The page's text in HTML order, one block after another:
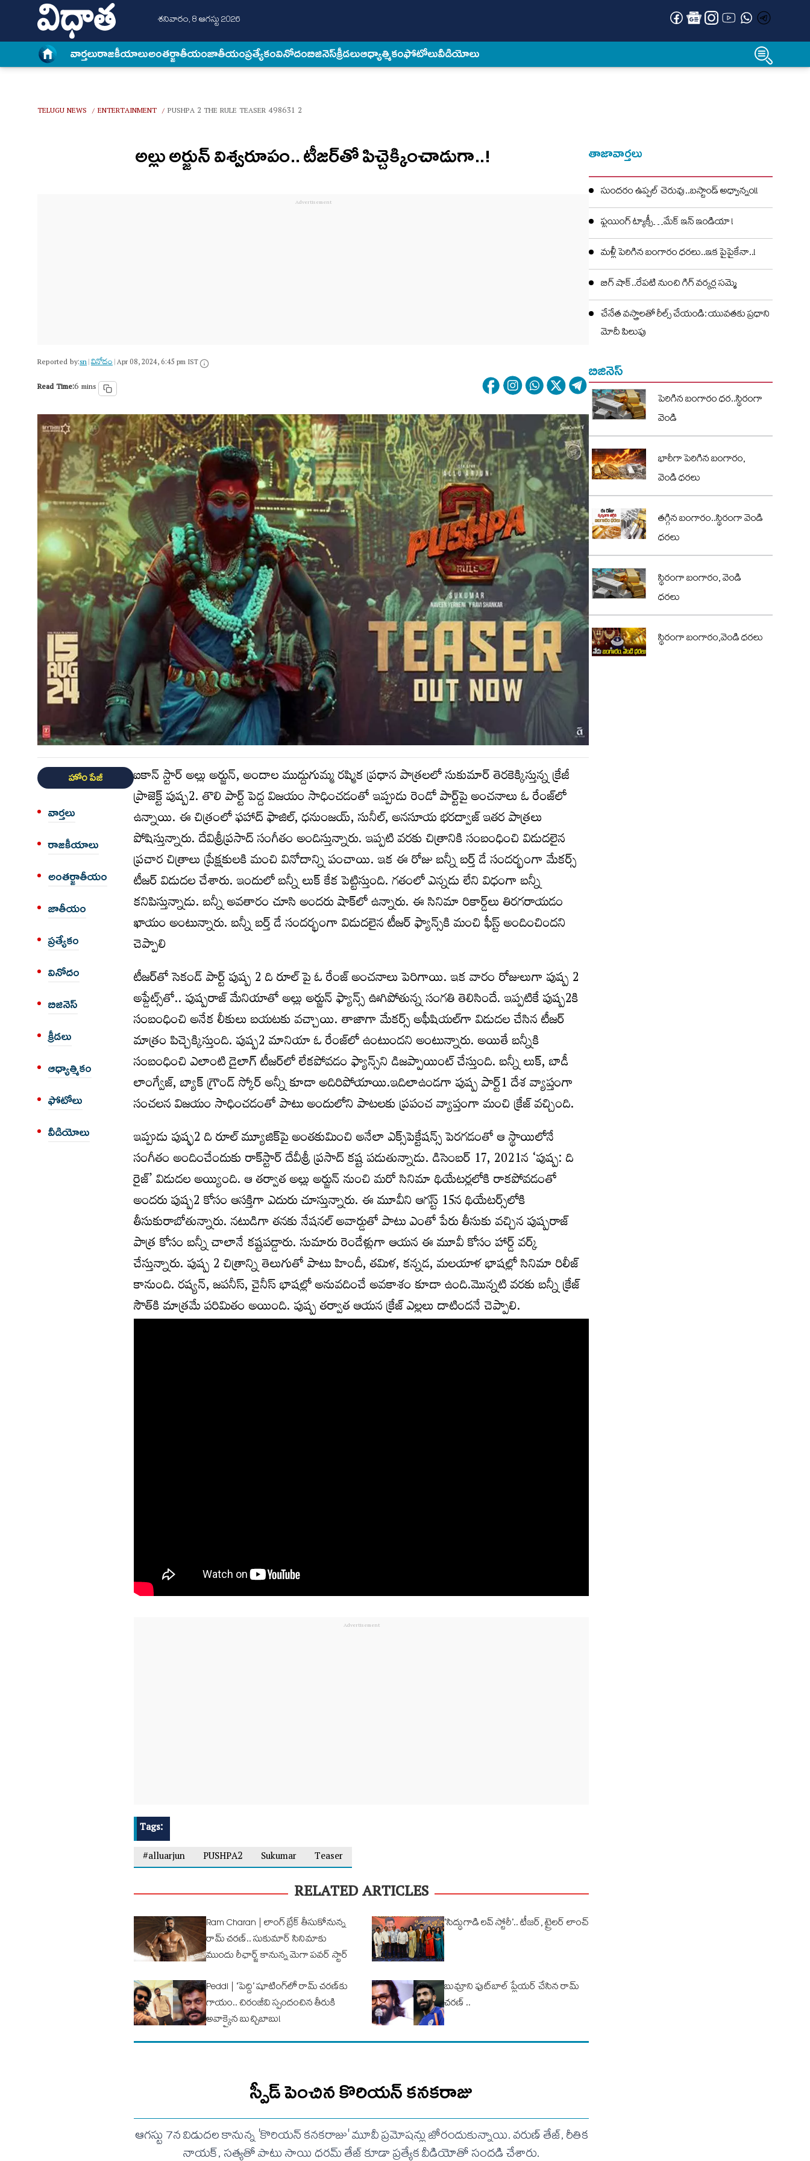
శనివారం, 8 ఆగస్టు 2026
వార్త‌లురాజకీయాలుఅంత‌ర్జాతీయంజాతీయంప్రత్యేకంవినోదంబిజినెస్క్రీడలుఆధ్యాత్మికంఫోటోలువీడియోలు
TELUGU NEWS / ENTERTAINMENT / PUSHPA 2 THE RULE TEASER 498631 2
అల్లు అర్జున్ విశ్వ‌రూపం.. టీజ‌ర్‌తో పిచ్చెక్కించాడుగా..!
Reported by:sn|వినోదం|Apr 08, 2024, 6:45 pm IST
Read Time:6 mins
హోం పేజీ
వార్త‌లు
రాజకీయాలు
అంత‌ర్జాతీయం
జాతీయం
ప్రత్యేకం
వినోదం
బిజినెస్
క్రీడలు
ఆధ్యాత్మికం
ఫోటోలు
వీడియోలు
ఐకాన్ స్టార్ అల్లు అర్జున్, అందాల ముద్దుగుమ్మ ర‌ష్మిక ప్ర‌ధాన పాత్ర‌ల‌లో సుకుమార్ తెర‌కెక్కిస్తున్న క్రేజీ
ప్రాజెక్ట్ పుష్ప‌2. తొలి పార్ట్ పెద్ద విజ‌యం సాధించ‌డంతో ఇప్పుడు రెండో పార్ట్‌పై అంచ‌నాలు ఓ రేంజ్‌లో
ఉన్నాయి. ఈ చిత్రంలో ఫహాద్‌ ఫాజిల్‌, ధనుంజయ్‌, సునీల్‌, అనసూయ భరద్వాజ్‌ ఇతర పాత్రలు
పోషిస్తున్నారు. దేవిశ్రీప్రసాద్ సంగీతం అందిస్తున్నారు. ఇప్ప‌టి వ‌ర‌కు చిత్రానికి సంబంధించి విడుద‌లైన
ప్ర‌చార చిత్రాలు ప్రేక్ష‌కుల‌కి మంచి వినోదాన్ని పంచాయి. ఇక ఈ రోజు బ‌న్నీ బర్త్ డే సంద‌ర్భంగా మేక‌ర్స్
టీజ‌ర్ విడుదల చేశారు. ఇందులో బ‌న్నీ లుక్ కేక పెట్టిస్తుంది. గ‌తంలో ఎన్న‌డు లేని విధంగా బ‌న్నీ
క‌నిపిస్తున్నాడు. బ‌న్నీ అవ‌తారం చూసి అంద‌రు షాక్‌లో ఉన్నారు. ఈ సినిమా రికార్డ్‌లు తిర‌గ‌రాయడం
ఖాయం అంటున్నారు. బ‌న్నీ బ‌ర్త్ డే సంద‌ర్భంగా విడుద‌లైన టీజ‌ర్ ఫ్యాన్స్‌కి మంచి ఫీస్ట్ అందించిందని
చెప్పాలి
టీజ‌ర్‌తో సెకండ్ పార్ట్ పుష్ప 2 ది రూల్ పై ఓ రేంజ్ అంచనాలు పెరిగాయి. ఇక వారం రోజులుగా పుష్ప 2
అప్డేట్స్‏తో.. పుష్పరాజ్ మేనియాతో అల్లు అర్జున్ ఫ్యాన్స్ ఊగిపోతున్న సంగతి తెలిసిందే. ఇప్ప‌టికే పుష్ప‌2కి
సంబంధించి అనేక లీకులు బ‌య‌ట‌కు వ‌చ్చాయి. తాజాగా మేక‌ర్స్ అఫీషియ‌ల్‌గా విడుద‌ల చేసిన టీజ‌ర్
మాత్రం పిచ్చెక్కిస్తుంది. పుష్ప‌2 మానియా ఓ రేంజ్‌లో ఉంటుంద‌ని అంటున్నారు. అయితే బ‌న్నీకి
సంబంధించి ఎలాంటి డైలాగ్ టీజ‌ర్‌లో లేక‌పోవ‌డం ఫ్యాన్స్‌ని డిజ‌ప్పాయింట్ చేస్తుంది. బ‌న్నీ లుక్, బాడీ
లాంగ్వేజ్, బ్యాక్ గ్రౌండ్ స్కోర్ అన్నీ కూడా అదిరిపోయాయి.ఇదిలాఉండ‌గా పుష్ప పార్ట్‌1 దేశ వ్యాప్తంగా
సంచ‌ల‌న విజ‌యం సాధించ‌డంతో పాటు అందులోని పాట‌ల‌కు ప్ర‌పంచ వ్యాప్తంగా మంచి క్రేజ్ వ‌చ్చింది.
ఇప్పుడు పుష్ఫ‌2 ది రూల్ మ్యూజిక్‌పై అంత‌కుమించి అనేలా ఎక్స్‌పెక్టేష‌న్స్ పెర‌గ‌డంతో ఆ స్థాయిలోనే
సంగీతం అందించేందుకు రాక్‌స్టార్ దేవీశ్రీ ప్ర‌సాద్ క‌ష్ట ప‌డుతున్నాడు. డిసెంబర్ 17, 2021న ‘పుష్ప: ది
రైజ్’ విడుదల అయ్యింది. ఆ తర్వాత అల్లు అర్జున్ నుంచి మరో సినిమా థియేటర్లలోకి రాక‌పోవ‌డంతో
అంద‌రు పుష్ప‌2 కోసం ఆస‌క్తిగా ఎదురు చూస్తున్నారు. ఈ మూవీని ఆగ‌స్ట్ 15న థియేట‌ర్స్‌లోకి
తీసుకురాబోతున్నారు. నటుడిగా తనకు నేషనల్ అవార్డుతో పాటు ఎంతో పేరు తీసుకు వచ్చిన పుష్ప‌రాజ్
పాత్ర కోసం బ‌న్నీ చాలానే క‌ష్ట‌ప‌డ్డారు. సుమారు రెండేళ్లుగా ఆయ‌న ఈ మూవీ కోసం హార్డ్ వ‌ర్క్
చేస్తున్నారు. పుష్ప 2 చిత్రాన్ని తెలుగుతో పాటు హిందీ, తమిళ, కన్నడ, మలయాళ భాషల్లో సినిమా రిలీజ్
కానుంది. రష్యన్, జపనీస్, చైనీస్ భాషల్లో అనువదించే అవకాశం కూడా ఉంది.మొన్న‌టి వ‌ర‌కు బ‌న్నీ క్రేజ్
సౌత్‌కి మాత్రమే ప‌రిమితం అయింది. పుష్ప త‌ర్వాత ఆయ‌న క్రేజ్ ఎల్ల‌లు దాటింద‌నే చెప్పాలి.
Tags:
#alluarjun
PUSHPA2 Sukumar Teaser
RELATED ARTICLES
Ram Charan | లాంగ్ బ్రేక్ తీసుకోనున్న
రామ్ చ‌ర‌ణ్‌.. సుకుమార్ సినిమాకు
ముందు రీఛార్జ్ కానున్న మెగా పవర్ స్టార్
‘సిద్ధుగాడి లవ్ స్టోరీ’.. టీజర్, ట్రైలర్ లాంచ్
Peddi | ‘పెద్ది’ షూటింగ్‌లో రామ్ చరణ్‌కు
గాయం.. చిరంజీవి స్పందంచిన తీరుకి
అవాక్కైన బుచ్చిబాబు!
బుమ్రాని ఫుట్‌బాల్ ప్లేయర్ చేసిన‌ రామ్
చరణ్ ..
స్పీడ్ పెంచిన కొరియన్ కనకరాజు
ఆగస్టు 7న విడుదల కానున్న 'కొరియన్ కనకరాజు' మూవీ ప్రమోషన్లు జోరందుకున్నాయి. వరుణ్ తేజ్, రీతిక
నాయక్, సత్యతో పాటు సాయి ధరమ్ తేజ్ కూడా ప్రత్యేక వీడియోతో సందడి చేశారు.
తాజావార్తలు
సుందరం ఉప్పల్ చెరువు..బస్టాండ్ అధ్వాన్నం!!
ఫ్లయింగ్ ట్యాక్సీ…మేక్ ఇన్ ఇండియా !
మళ్లీ పెరిగిన బంగారం ధరలు..ఇక పైపైకేనా..!
బిగ్ షాక్..రేపటి నుంచి గిగ్ వర్కర్ల సమ్మె
చేనేత వస్త్రాలతో రీల్స్ చేయండి: యువతకు ప్రధాని
మోదీ పిలుపు
బిజినెస్
పెరిగిన బంగారం ధర..స్థిరంగా
వెండి
భారీగా పెరిగిన బంగారం,
వెండి ధరలు
తగ్గిన బంగారం..స్థిరంగా వెండి
ధరలు
స్థిరంగా బంగారం, వెండి
ధరలు
స్థిరంగా బంగారం,వెండి ధరలు